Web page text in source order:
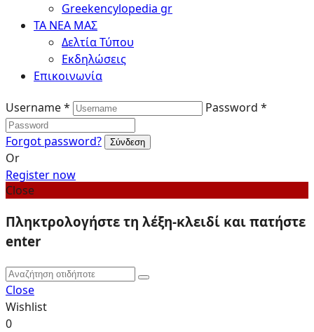
Greekencylopedia gr
ΤΑ ΝΕΑ ΜΑΣ
Δελτία Τύπου
Εκδηλώσεις
Επικοινωνία
Username * Password *
Forgot password?
Or
Register now
Close
Πληκτρολογήστε τη λέξη-κλειδί και πατήστε
enter
Close
Wishlist
0